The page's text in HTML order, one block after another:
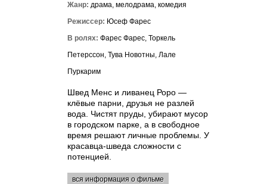
Жанр: драма, мелодрама, комедия
Режиссер: Юсеф Фарес
В ролях: Фарес Фарес, Торкель
Петерссон, Тува Новотны, Лале
Пуркарим
Швед Менс и ливанец Роро —
клёвые парни, друзья не разлей
вода. Чистят пруды, убирают мусор
в городском парке, а в свободное
время решают личные проблемы. У
красавца-шведа сложности с
потенцией.
вся информация о фильме